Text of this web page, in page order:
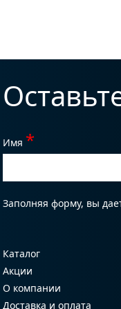
Имя *
Заполняя форму, вы
Каталог
Акции
О компании
Доставка и оплата